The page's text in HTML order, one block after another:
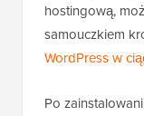
hostingową,
samouczkiem
WordPress w
Po